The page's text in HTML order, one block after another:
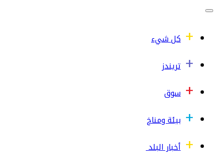
كل شيء
تريندز
سوق
بيئة ومناخ
أخبار البلد